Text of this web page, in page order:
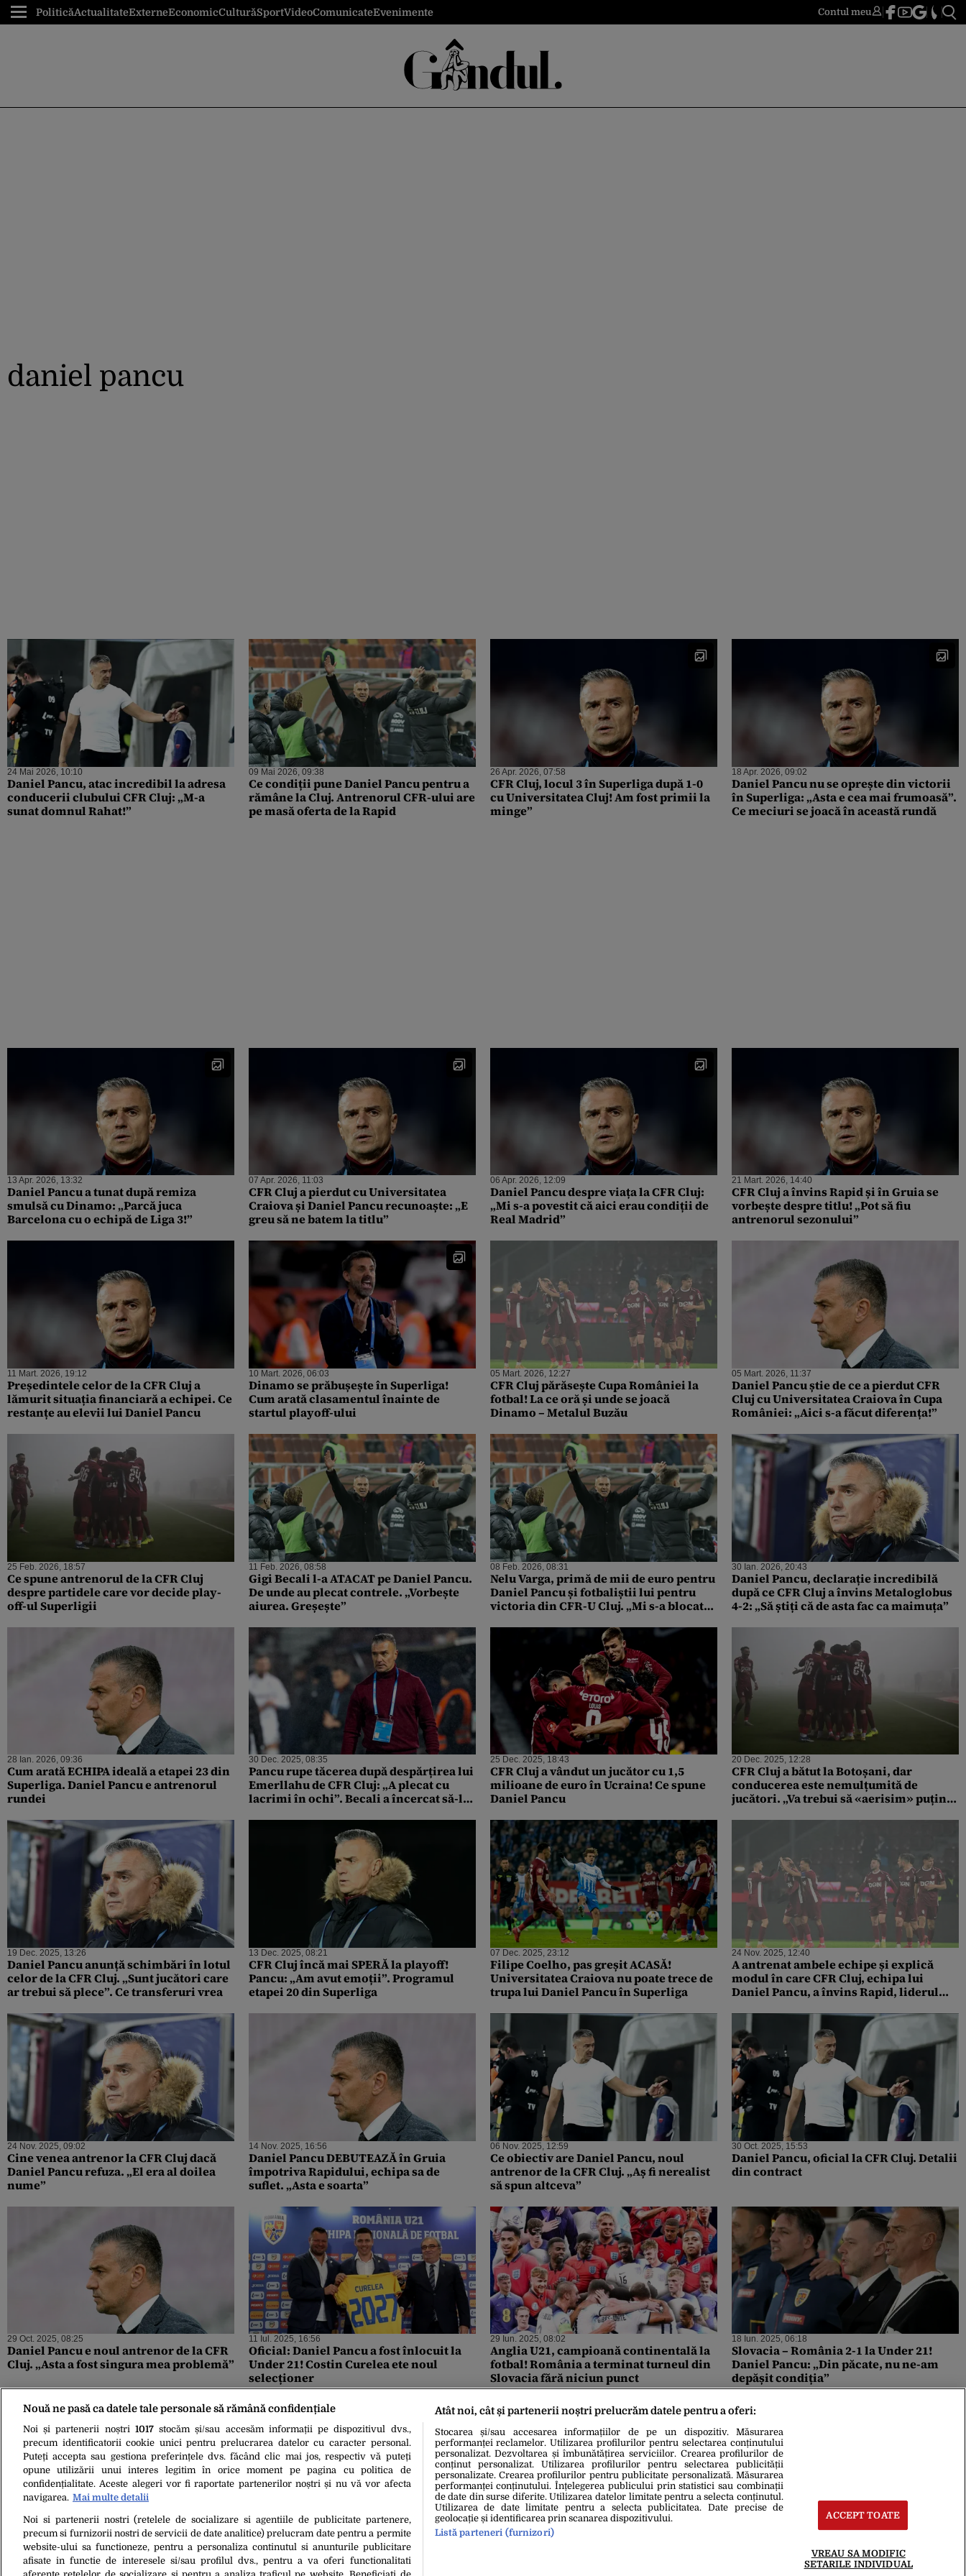
PoliticăActualitateExterneEconomicCulturăSportVideoComunicateEvenimente Contul meu
daniel pancu
24 Mai 2026, 10:10
Daniel Pancu, atac incredibil la adresa
conducerii clubului CFR Cluj: „M-a
sunat domnul Rahat!”
09 Mai 2026, 09:38
Ce condiții pune Daniel Pancu pentru a
rămâne la Cluj. Antrenorul CFR-ului are
pe masă oferta de la Rapid
26 Apr. 2026, 07:58
CFR Cluj, locul 3 în Superliga după 1-0
cu Universitatea Cluj! Am fost primii la
minge”
18 Apr. 2026, 09:02
Daniel Pancu nu se oprește din victorii
în Superliga: „Asta e cea mai frumoasă”.
Ce meciuri se joacă în această rundă
13 Apr. 2026, 13:32
Daniel Pancu a tunat după remiza
smulsă cu Dinamo: „Parcă juca
Barcelona cu o echipă de Liga 3!”
07 Apr. 2026, 11:03
CFR Cluj a pierdut cu Universitatea
Craiova și Daniel Pancu recunoaște: „E
greu să ne batem la titlu”
06 Apr. 2026, 12:09
Daniel Pancu despre viața la CFR Cluj:
„Mi s-a povestit că aici erau condiții de
Real Madrid”
21 Mart. 2026, 14:40
CFR Cluj a învins Rapid și în Gruia se
vorbește despre titlu! „Pot să fiu
antrenorul sezonului”
11 Mart. 2026, 19:12
Președintele celor de la CFR Cluj a
lămurit situația financiară a echipei. Ce
restanțe au elevii lui Daniel Pancu
10 Mart. 2026, 06:03
Dinamo se prăbușește în Superliga!
Cum arată clasamentul înainte de
startul playoff-ului
05 Mart. 2026, 12:27
CFR Cluj părăsește Cupa României la
fotbal! La ce oră și unde se joacă
Dinamo – Metalul Buzău
05 Mart. 2026, 11:37
Daniel Pancu știe de ce a pierdut CFR
Cluj cu Universitatea Craiova în Cupa
României: „Aici s-a făcut diferența!”
25 Feb. 2026, 18:57
Ce spune antrenorul de la CFR Cluj
despre partidele care vor decide play-
off-ul Superligii
11 Feb. 2026, 08:58
Gigi Becali l-a ATACAT pe Daniel Pancu.
De unde au plecat contrele. „Vorbește
aiurea. Greșește”
08 Feb. 2026, 08:31
Nelu Varga, primă de mii de euro pentru
Daniel Pancu și fotbaliștii lui pentru
victoria din CFR-U Cluj. „Mi s-a blocat
30 Ian. 2026, 20:43
Daniel Pancu, declarație incredibilă
după ce CFR Cluj a învins Metaloglobus
4-2: „Să știți că de asta fac ca maimuța”
28 Ian. 2026, 09:36
Cum arată ECHIPA ideală a etapei 23 din
Superliga. Daniel Pancu e antrenorul
rundei
30 Dec. 2025, 08:35
Pancu rupe tăcerea după despărțirea lui
Emerllahu de CFR Cluj: „A plecat cu
lacrimi în ochi”. Becali a încercat să-l
25 Dec. 2025, 18:43
CFR Cluj a vândut un jucător cu 1,5
milioane de euro în Ucraina! Ce spune
Daniel Pancu
20 Dec. 2025, 12:28
CFR Cluj a bătut la Botoșani, dar
conducerea este nemulțumită de
jucători. „Va trebui să «aerisim» puțin
19 Dec. 2025, 13:26
Daniel Pancu anunță schimbări în lotul
celor de la CFR Cluj. „Sunt jucători care
ar trebui să plece”. Ce transferuri vrea
13 Dec. 2025, 08:21
CFR Cluj încă mai SPERĂ la playoff!
Pancu: „Am avut emoții”. Programul
etapei 20 din Superliga
07 Dec. 2025, 23:12
Filipe Coelho, pas greșit ACASĂ!
Universitatea Craiova nu poate trece de
trupa lui Daniel Pancu în Superliga
24 Nov. 2025, 12:40
A antrenat ambele echipe și explică
modul în care CFR Cluj, echipa lui
Daniel Pancu, a învins Rapid, liderul
24 Nov. 2025, 09:02
Cine venea antrenor la CFR Cluj dacă
Daniel Pancu refuza. „El era al doilea
nume”
14 Nov. 2025, 16:56
Daniel Pancu DEBUTEAZĂ în Gruia
împotriva Rapidului, echipa sa de
suflet. „Asta e soarta”
06 Nov. 2025, 12:59
Ce obiectiv are Daniel Pancu, noul
antrenor de la CFR Cluj. „Aș fi nerealist
să spun altceva”
30 Oct. 2025, 15:53
Daniel Pancu, oficial la CFR Cluj. Detalii
din contract
29 Oct. 2025, 08:25
Daniel Pancu e noul antrenor de la CFR
Cluj. „Asta a fost singura mea problemă”
11 Iul. 2025, 16:56
Oficial: Daniel Pancu a fost înlocuit la
Under 21! Costin Curelea ete noul
selecționer
29 Iun. 2025, 08:02
Anglia U21, campioană continentală la
fotbal! România a terminat turneul din
Slovacia fără niciun punct
18 Iun. 2025, 06:18
Slovacia – România 2-1 la Under 21!
Daniel Pancu: „Din păcate, nu ne-am
depășit condiția”
15 Iun. 2025, 16:22
Daniel Pancu pleacă de la naționala
României U21. A făcut anunțul după
meciul pierdut cu Spania U 21
Nouă ne pasă ca datele tale personale să rămână confidențiale
Noi și partenerii noștri 1017stocăm și/sau accesăm informații pe dispozitivul dvs.,
precum identificatorii cookie unici pentru prelucrarea datelor cu caracter personal.
Puteți accepta sau gestiona preferințele dvs. făcând clic mai jos, respectiv vă puteți
opune utilizării unui interes legitim în orice moment pe pagina cu politica de
confidențialitate. Aceste alegeri vor fi raportate partenerilor noștri și nu vă vor afecta
navigarea. Mai multe detalii
Noi si partenerii nostri (retelele de socializare si agentiile de publicitate partenere,
precum si furnizorii nostri de servicii de date analitice) prelucram date pentru a permite
website-ului sa functioneze, pentru a personaliza continutul si anunturile publicitare
afisate in functie de interesele si/sau profilul dvs., pentru a va oferi functionalitati
Atât noi, cât și partenerii noștri prelucrăm datele pentru a oferi:
Stocarea și/sau accesarea informațiilor de pe un dispozitiv. Măsurarea
performanței reclamelor. Utilizarea profilurilor pentru selectarea conținutului
personalizat. Dezvoltarea și îmbunătățirea serviciilor. Crearea profilurilor de
conținut personalizat. Utilizarea profilurilor pentru selectarea publicității
personalizate. Crearea profilurilor pentru publicitate personalizată. Măsurarea
performanței conținutului. Înțelegerea publicului prin statistici sau combinații
de date din surse diferite. Utilizarea datelor limitate pentru a selecta conținutul.
Utilizarea de date limitate pentru a selecta publicitatea. Date precise de
geolocație și identificarea prin scanarea dispozitivului.
Listă parteneri (furnizori)
ACCEPT TOATE
VREAU SA MODIFIC
SETARILE INDIVIDUAL